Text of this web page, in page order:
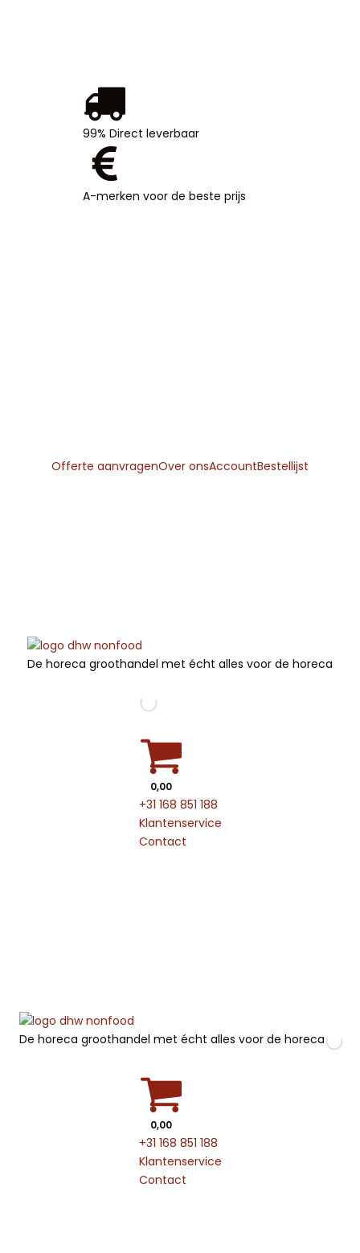
99% Direct leverbaar
A-merken voor de beste prijs
Offerte aanvragenOver onsAccountBestellijst
De horeca groothandel met écht alles voor de horeca
0,00
+31 168 851 188
Klantenservice
Contact
De horeca groothandel met écht alles voor de horeca
0,00
+31 168 851 188
Klantenservice
Contact